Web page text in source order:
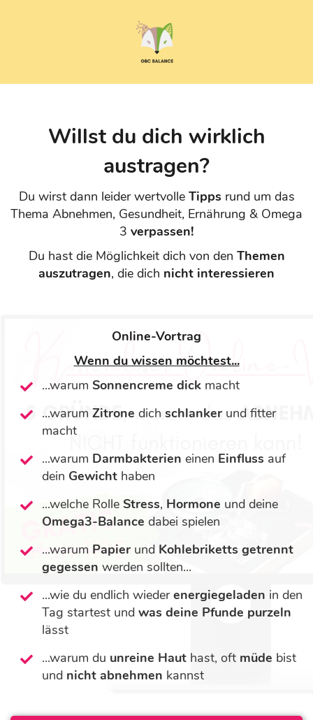
Willst du dich wirklich
austragen?
Du wirst dann leider wertvolle Tipps rund um das
Thema Abnehmen, Gesundheit, Ernährung & Omega
3 verpassen!
Du hast die Möglichkeit dich von den Themen
auszutragen, die dich nicht interessieren
Online-Vortrag
Wenn du wissen möchtest...
...warum Sonnencreme dick macht
...warum Zitrone dich schlanker und fitter
macht
...warum Darmbakterien einen Einfluss auf
dein Gewicht haben
...welche Rolle Stress, Hormone und deine
Omega3-Balance dabei spielen
...warum Papier und Kohlebriketts getrennt
gegessen werden sollten...
...wie du endlich wiederenergiegeladen in den
Tag startest und was deine Pfunde purzeln
lässt
...warum du unreine Haut hast, oft müde bist
und nicht abnehmen kannst